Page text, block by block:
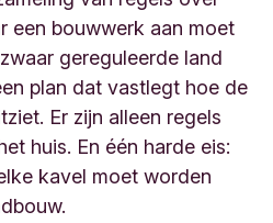
een bouwwerk aan moet
gereguleerde land
plan dat vastlegt hoe de
Er zijn alleen regels
huis. En één harde eis:
kavel moet worden